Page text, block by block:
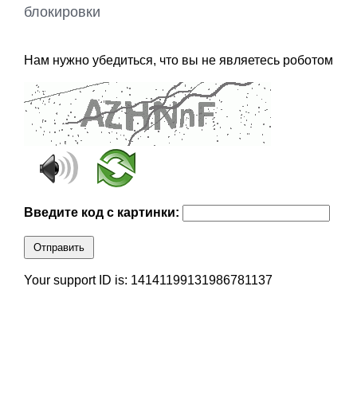
блокировки
Нам нужно убедиться, что вы не являетесь роботом
Введите код с картинки:
Отправить
Your support ID is: 14141199131986781137